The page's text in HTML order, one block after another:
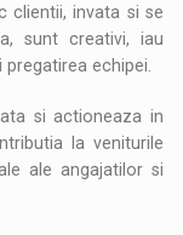
clientii, invata si se
sunt creativi, iau
echipei.
si actioneaza in
la veniturile
ale angajatilor si